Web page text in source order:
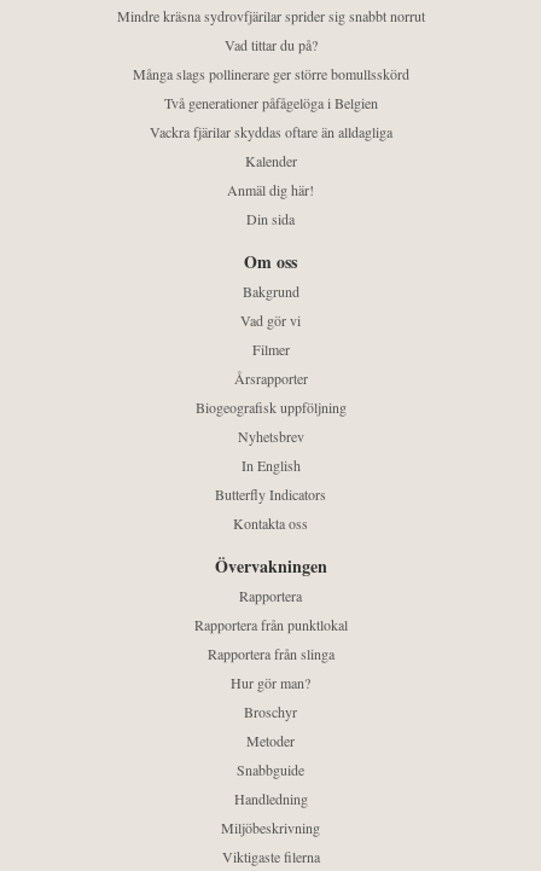
Mindre kräsna sydrovfjärilar sprider sig snabbt norrut
Vad tittar du på?
Många slags pollinerare ger större bomullsskörd
Två generationer påfågelöga i Belgien
Vackra fjärilar skyddas oftare än alldagliga
Kalender
Anmäl dig här!
Din sida
Om oss
Bakgrund
Vad gör vi
Filmer
Årsrapporter
Biogeografisk uppföljning
Nyhetsbrev
In English
Butterfly Indicators
Kontakta oss
Övervakningen
Rapportera
Rapportera från punktlokal
Rapportera från slinga
Hur gör man?
Broschyr
Metoder
Snabbguide
Handledning
Miljöbeskrivning
Viktigaste filerna